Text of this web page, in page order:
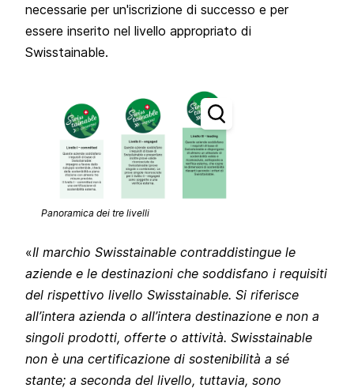
necessarie per un'iscrizione di successo e per
essere inserito nel livello appropriato di
Swisstainable.
Panoramica dei tre livelli
Il marchio Swisstainable contraddistingue le
aziende e le destinazioni che soddisfano i requisiti
del rispettivo livello Swisstainable. Si riferisce
all’intera azienda o all’intera destinazione e non a
singoli prodotti, offerte o attività. Swisstainable
non è una certificazione di sostenibilità a sé
stante; a seconda del livello, tuttavia, sono